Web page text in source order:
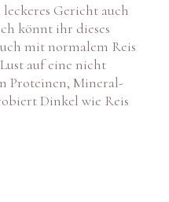
Gericht auch
könnt ihr dieses
mit normalem Reis
auf eine nicht
Proteinen, Mineral-
Dinkel wie Reis